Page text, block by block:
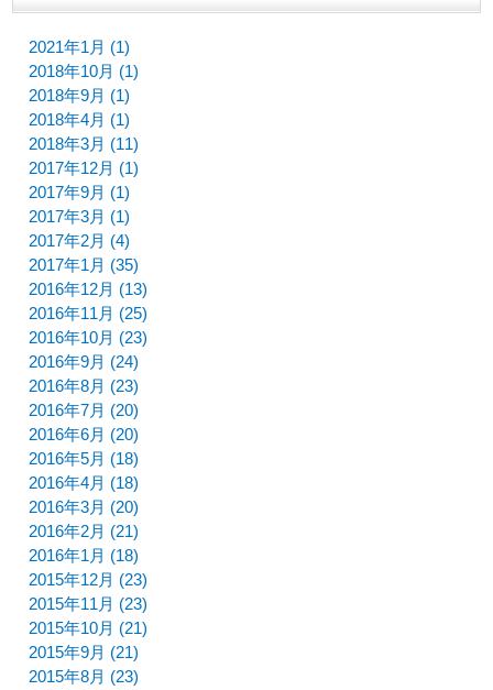
2021年1月 (1)
2018年10月 (1)
2018年9月 (1)
2018年4月 (1)
2018年3月 (11)
2017年12月 (1)
2017年9月 (1)
2017年3月 (1)
2017年2月 (4)
2017年1月 (35)
2016年12月 (13)
2016年11月 (25)
2016年10月 (23)
2016年9月 (24)
2016年8月 (23)
2016年7月 (20)
2016年6月 (20)
2016年5月 (18)
2016年4月 (18)
2016年3月 (20)
2016年2月 (21)
2016年1月 (18)
2015年12月 (23)
2015年11月 (23)
2015年10月 (21)
2015年9月 (21)
2015年8月 (23)